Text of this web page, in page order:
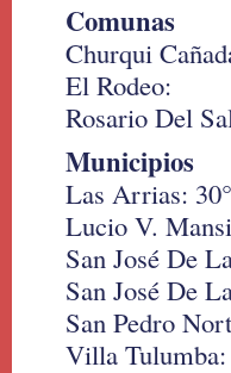
Comunas
Churqui
El Rodeo:
Rosario Del
Municipios
Las Arrias:
Lucio V.
San José De
San José De
San Pedro
Villa Tulumba: